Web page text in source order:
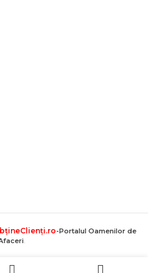
-Portalul Oamenilor de
.